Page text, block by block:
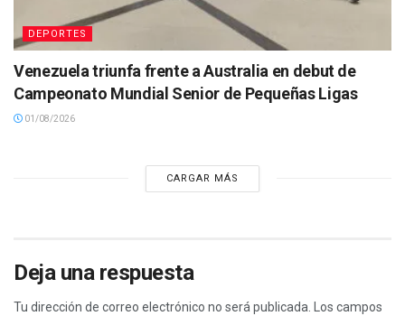
DEPORTES
Venezuela triunfa frente a Australia en debut de
Campeonato Mundial Senior de Pequeñas Ligas
01/08/2026
CARGAR MÁS
Deja una respuesta
Tu dirección de correo electrónico no será publicada.
Los campos